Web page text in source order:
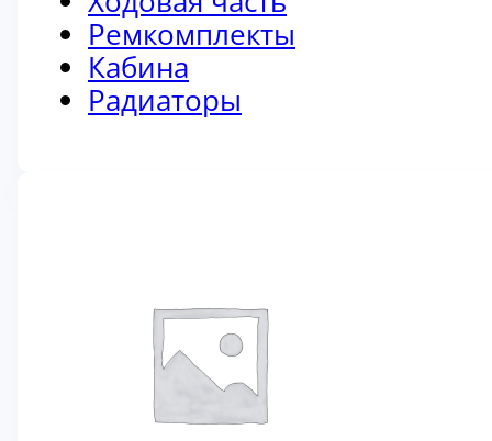
Ремкомплекты
Кабина
Радиаторы